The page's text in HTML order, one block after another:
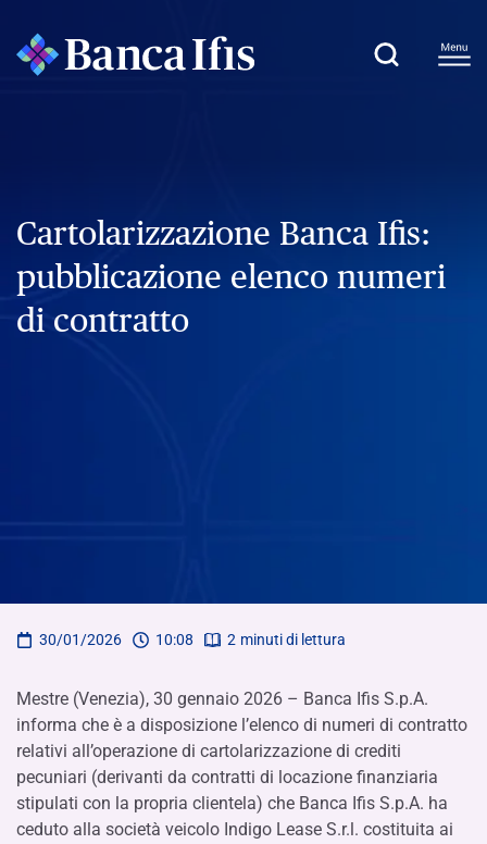
Cartolarizzazione Banca Ifis:
pubblicazione elenco numeri
di contratto
30/01/2026 10:08 2 minuti di lettura
Mestre (Venezia), 30 gennaio 2026 – Banca Ifis S.p.A.
informa che è a disposizione l’elenco di numeri di contratto
relativi all’operazione di cartolarizzazione di crediti
pecuniari (derivanti da contratti di locazione finanziaria
stipulati con la propria clientela) che Banca Ifis S.p.A. ha
ceduto alla società veicolo Indigo Lease S.r.l. costituita ai